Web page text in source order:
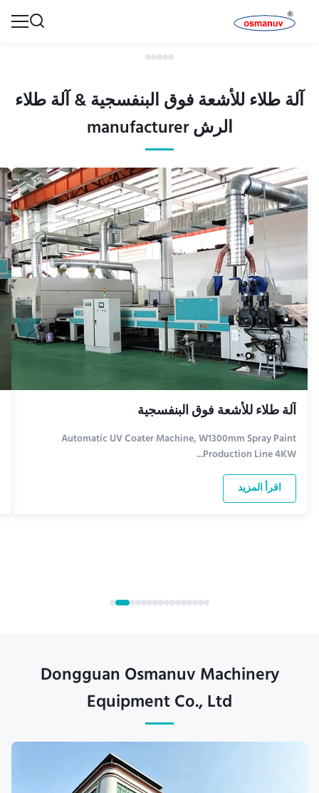
آلة طلاء للأشعة فوق البنفسجية & آلة طلاء
الرش manufacturer
آلة طلاء للأشعة فوق البنفسجية
Automatic UV Coater Machine, W1300mm Spray Paint
Production Line 4KW...
اقرأ المزيد
Dongguan Osmanuv Machinery
Equipment Co., Ltd